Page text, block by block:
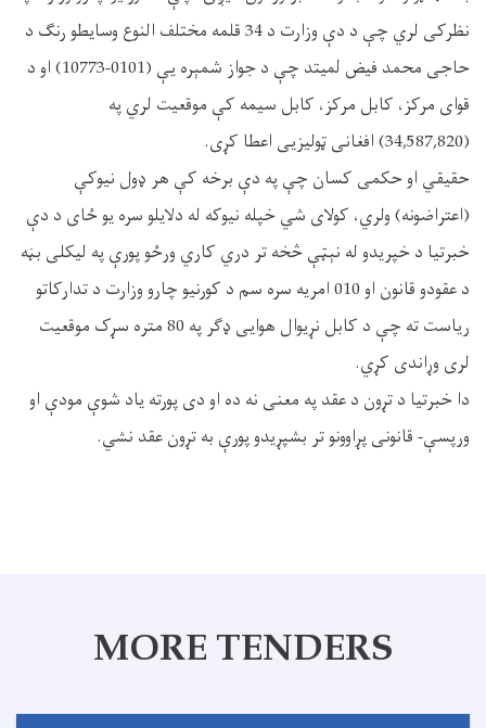
نظرکی لري چې د دې وزارت د 34 قلمه مختلف النوع وسایطو رنگ د
حاجی محمد فیض لمیتد چې د جواز شمېره يې (0101-10773) او د
قوای مرکز، کابل مرکز، کابل سیمه کې موقعیت لري په
(34,587,820) افغانی ټولیزیی اعطا کړی.
حقیقي او حکمی کسان چې په دې برخه کې هر ډول نیوکې
(اعتراضونه) ولري، کولای شي خپله نیوکه له دلایلو سره یو ځای د دې
خبرتیا د خپریدو له نېټې څخه تر دري کاري ورځو پورې په لیکلی بڼه
د عقودو قانون او 010 امریه سره سم د کورنیو چارو وزارت د تدارکاتو
ریاست ته چې د کابل نړیوال هوایی ډګر په 80 متره سړک موقعیت
لری وړاندی کړي.
دا خبرتیا د تړون د عقد په معنی نه ده او دی پورته یاد شوې مودې او
ورپسې- قانونی پړاوونو تر بشپړیدو پورې به تړون عقد نشي.
MORE TENDERS